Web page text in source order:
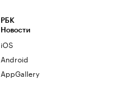
РБК
Новости
iOS
Android
AppGallery